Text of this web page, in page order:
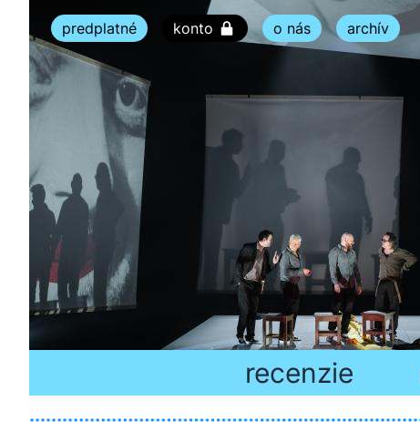
predplatné konto o nás archív
recenzie